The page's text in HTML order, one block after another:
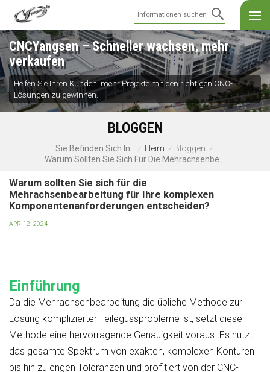
CNCYangsen – Schneller wachsen, mehr
verkaufen
Helfen Sie Ihren Kunden, mehr Projekte mit den richtigen CNC-
Lösungen zu gewinnen.
BLOGGEN
Sie Befinden Sich In : / Heim / Bloggen /
Warum sollten Sie sich für die
Mehrachsenbearbeitung für Ihre komplexen
Komponentenanforderungen entscheiden?
APR 12, 2024
Einführung
Da die Mehrachsenbearbeitung die übliche Methode zur
Lösung komplizierter Teilegussprobleme ist, setzt diese
Methode eine hervorragende Genauigkeit voraus. Es nutzt
das gesamte Spektrum von exakten, komplexen Konturen
bis hin zu engen Toleranzen und profitiert von der CNC-